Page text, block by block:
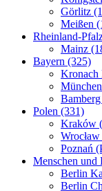
Görlitz
Meißen
Rheinland-
Mainz
Bayern (325)
Kronach
Polen (331)
Kraków
Poznań
Menschen und
Berlin
Berlin